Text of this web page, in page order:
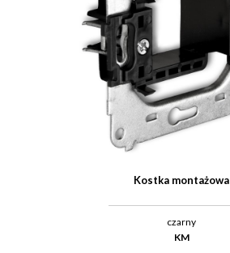
Kostka montażowa
czarny
KM